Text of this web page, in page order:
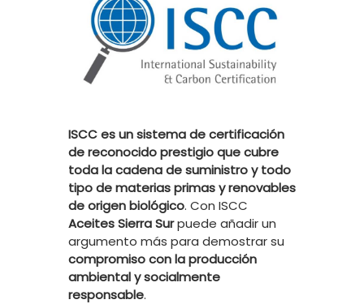
ISCC es un sistema de certificación
de reconocido prestigio que cubre
toda la cadena de suministro y todo
tipo de materias primas y renovables
de origen biológico. Con ISCC
Aceites Sierra Surpuede añadir un
argumento más para demostrar su
compromiso con la producción
ambiental y socialmente
responsable.